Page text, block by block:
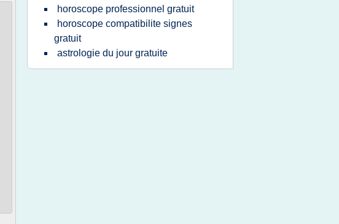
horoscope professionnel gratuit
horoscope compatibilite signes
gratuit
astrologie du jour gratuite